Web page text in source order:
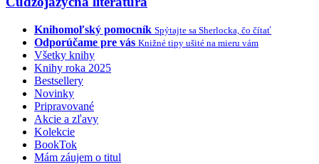
Knihomoľský pomocník Spýtajte sa Sherlocka, čo čítať
Odporúčame pre vás Knižné tipy ušité na mieru vám
Všetky knihy
Knihy roka 2025
Bestsellery
Novinky
Pripravované
Akcie a zľavy
Kolekcie
BookTok
Mám záujem o titul